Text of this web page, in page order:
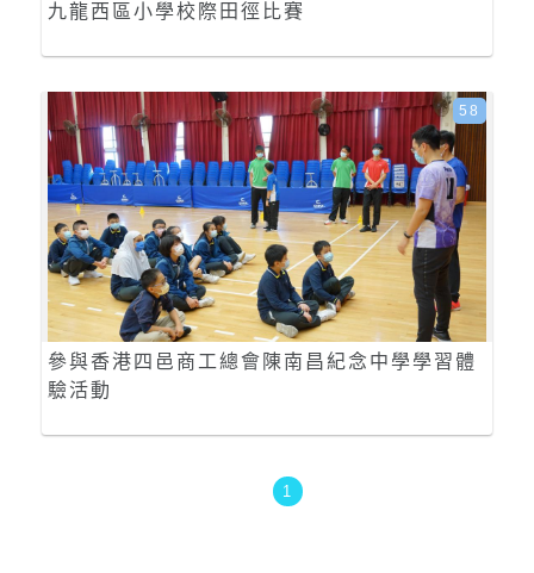
九龍西區小學校際田徑比賽
參與香港四邑商工總會陳南昌紀念中學學習體
驗活動
58
1